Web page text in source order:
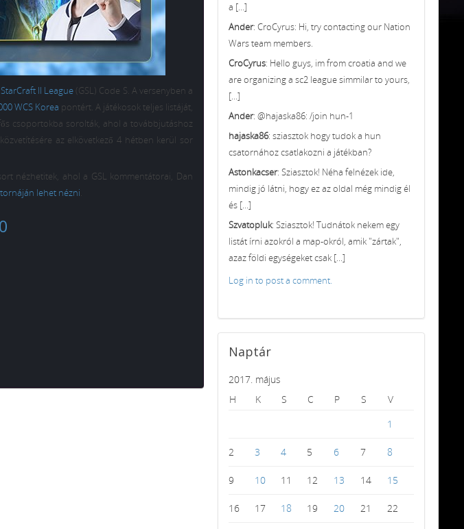
II League (GSL) Code S. A versenyben a
WCS Korea pontért. A játékosok teljes listáját,
csoportokba sorolták, ahol a továbbjutáshoz
az elkövetkező 4 hétben kerül sor
nézhetitek, ahol a GSL kommentátorai, Dan
lehet nézni.
a [...]
Ander: CroCyrus: Hi, try contacting our Nation
Wars team members.
CroCyrus: Hello guys, im from croatia and we
are organizing a sc2 league simmilar to yours,
[...]
Ander: @hajaska86: /join hun-1
hajaska86: sziasztok hogy tudok a hun
csatornához csatlakozni a játékban?
Astonkacser: Sziasztok! Néha felnézek ide,
mindig jó látni, hogy ez az oldal még mindig él
és [...]
Szvatopluk: Sziasztok! Tudnátok nekem egy
listát írni azokról a map-okról, amik "zártak",
azaz földi egységeket csak [...]
Log in to post a comment.
Naptár
2017. május
H
K S C P S
V
1
2 3 4 5 6 7 8
9 10 11 12 13 14 15
16 17 18 19 20 21 22